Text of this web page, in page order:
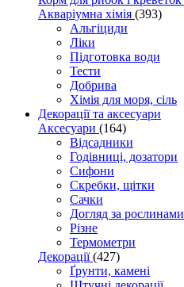
Акваріумна хімія (393)
Альгіциди
Ліки
Підготовка води
Тести
Добрива
Хімія для моря, сіль
Декорації та аксесуари
Аксесуари (164)
Відсадники
Годівниці, дозатори
Сифони
Скребки, щітки
Сачки
Догляд за рослинами
Різне
Термометри
Декорації(427)
Ґрунти, камені